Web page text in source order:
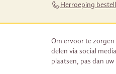
Herroeping
Om ervoor te
delen via social
plaatsen, pas dan